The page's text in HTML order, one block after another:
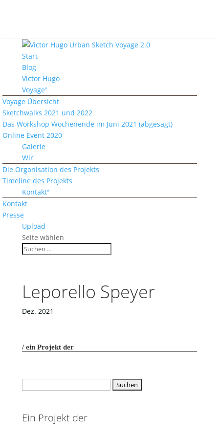
Start
Blog
Victor Hugo
Voyage
Voyage Übersicht
Sketchwalks 2021 und 2022
Das Workshop Wochenende im Juni 2021 (abgesagt)
Online Event 2020
Galerie
Wir
Die Organisation des Projekts
Timeline des Projekts
Kontakt
Kontakt
Presse
Upload
Seite wählen
Leporello Speyer
Dez. 2021
ein Projekt der
Ein Projekt der